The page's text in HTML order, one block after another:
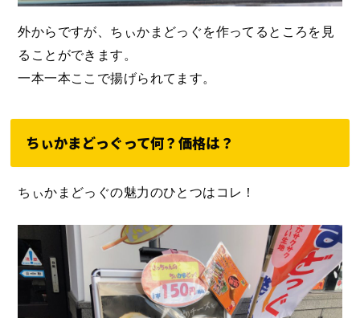
外からですが、ちぃかまどっぐを作ってるところを見
ることができます。
一本一本ここで揚げられてます。
ちぃかまどっぐって何？価格は？
ちぃかまどっぐの魅力のひとつはコレ！